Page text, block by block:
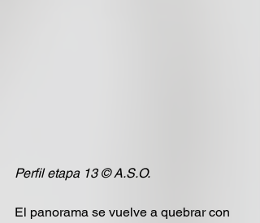
Perfil etapa 13 © A.S.O.
El panorama se vuelve a quebrar con